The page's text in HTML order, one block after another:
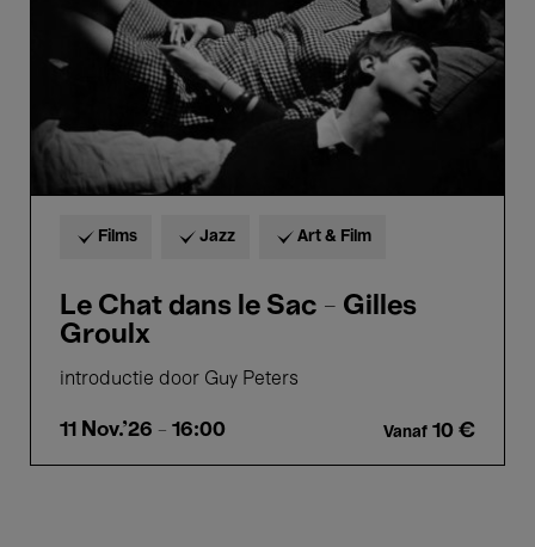
Gilles
Groulx
Films Jazz Art & Film
Le Chat dans le Sac - Gilles
Groulx
introductie door Guy Peters
11 Nov.'26 - 16:00 Vanaf 10 €